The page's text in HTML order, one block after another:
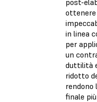
in linea
per
un
duttilità
ridotto
rendono
finale